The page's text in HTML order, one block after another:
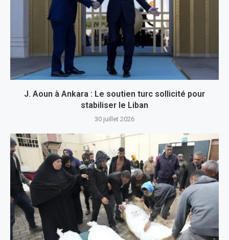
J. Aoun à Ankara : Le soutien turc sollicité pour
stabiliser le Liban
30 juillet 2026